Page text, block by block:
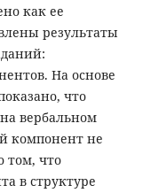
как ее
результаты
На основе
что
вербальном
компонент не
том, что
в структуре